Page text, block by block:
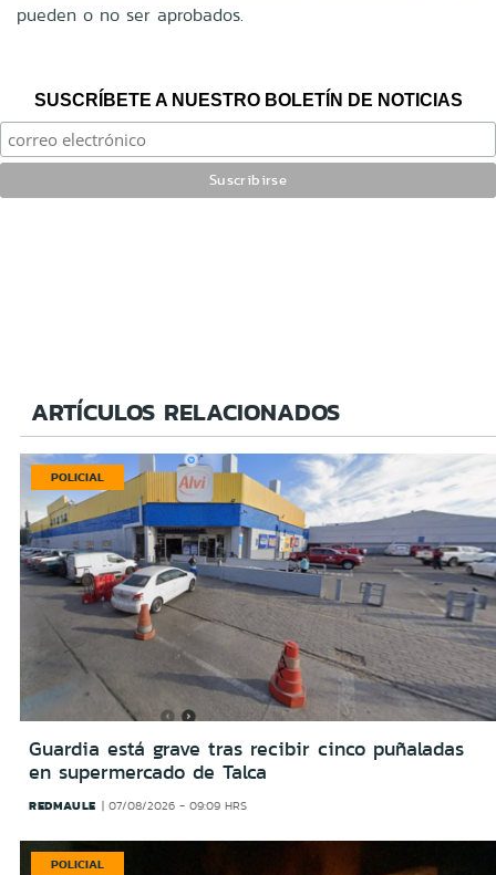
pueden o no ser aprobados.
SUSCRÍBETE A NUESTRO BOLETÍN DE NOTICIAS
ARTÍCULOS RELACIONADOS
POLICIAL
Guardia está grave tras recibir cinco puñaladas
en supermercado de Talca
REDMAULE 07/08/2026 - 09:09 HRS
POLICIAL